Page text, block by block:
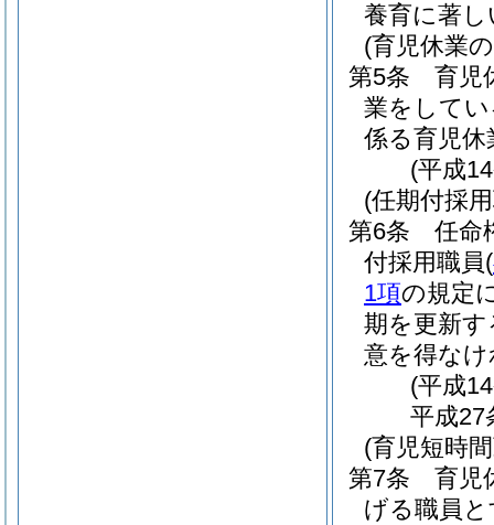
養育に著
(育児休業
第5条
育児
業をして
係る育児
(平成
(任期付採
第6条
任命
付採用職員(
1項の規定
期を更新
意を得な
(平成
平成27
(育児短時
第7条
育児
げる職員